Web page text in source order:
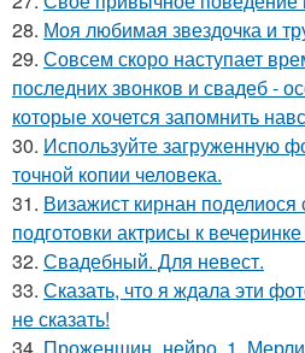
28. Моя любимая звездочка и
29. Совсем скоро наступает
последних звонков и свадеб -
которые хочется запомнить
30. Используйте загруженную
точной копии человека.
31. Визажист кирнан
подготовки актрисы к
32. Свадебный. Для невест.
33. Сказать, что я ждала эти
не сказать!